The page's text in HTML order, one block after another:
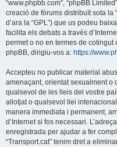
“www.phpbb.com”, “phpBB
creació de fòrums distribuït sota la “
d’ara la “GPL”) que us podeu
facilita els debats a través
permet o no en termes de cotingut
phpBB, dirigiu-vos a: https://
Accepteu no publicar material
amenaçant, orientat sexualment
qualsevol de les lleis del vostre
allotjat o qualsevol llei
manera immediata i permanent,
d’Internet si fos necessari.
enregistrada per ajudar a fer
“Transport.cat” tenim dret a